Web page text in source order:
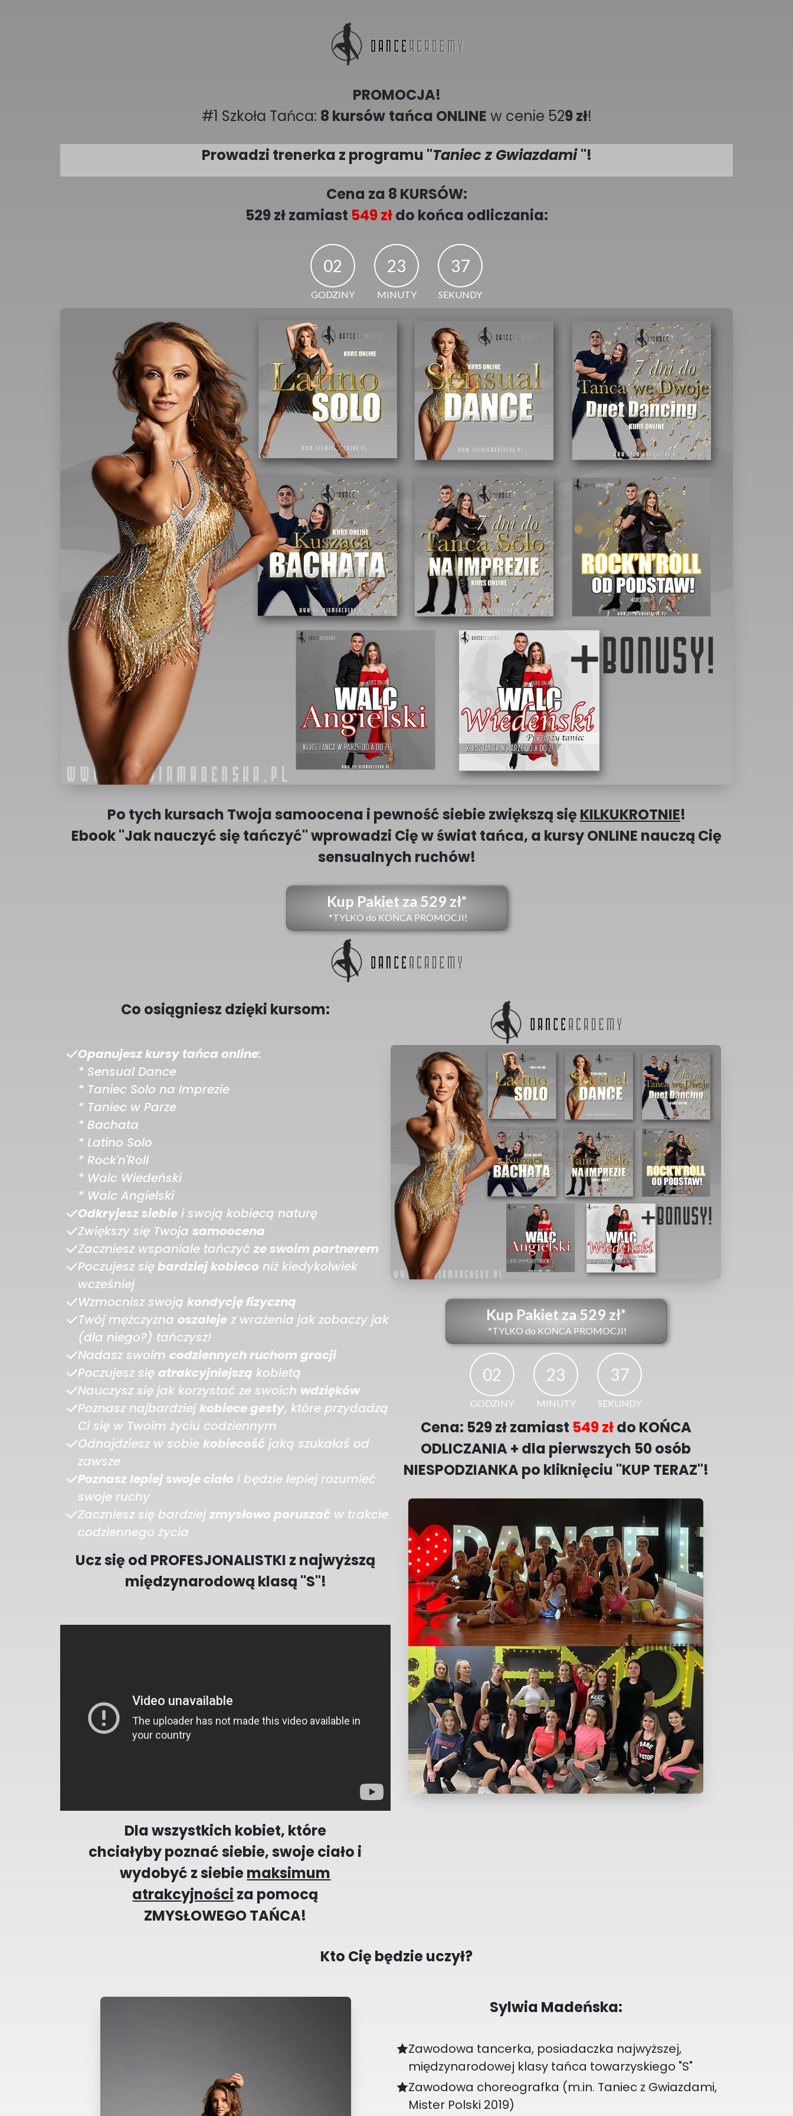
PROMOCJA!
#1 Szkoła Tańca: 8 kursów tańca ONLINE w cenie 529 zł!
Prowadzi trenerka z programu "Taniec z Gwiazdami"!
Cena za 8 KURSÓW:
529 zł zamiast 549 złdo końca odliczania:
02
GODZINY
23
MINUTY
35
SEKUNDY
Po tych kursach Twoja samoocena i pewność siebie zwiększą się KILKUKROTNIE!
Ebook "Jak nauczyć się tańczyć" wprowadzi Cię w świat tańca, a kursy ONLINE nauczą Cię
sensualnych ruchów!
Kup Pakiet za 529 zł*
*TYLKO do KOŃCA PROMOCJI!
Co osiągniesz dzięki kursom:
Opanujesz kursy tańca online:
* Sensual Dance
* Taniec Solo na Imprezie
* Taniec w Parze
* Bachata
* Latino Solo
* Rock'n'Roll
* Walc Wiedeński
* Walc Angielski
Odkryjesz siebie i swoją kobiecą naturę
Zwiększy się Twoja samoocena
Zaczniesz wspaniale tańczyć ze swoim partnerem
Poczujesz siębardziej kobieco niż kiedykolwiek
wcześniej
Wzmocnisz swoją kondycję fizyczną
Twój mężczyzna oszaleje z wrażenia jak zobaczy jak
(dla niego?) tańczysz!
Nadasz swoim codziennych ruchom gracji
Poczujesz się atrakcyjniejszą kobietą
Nauczysz się jak korzystać ze swoich wdzięków
Poznasz najbardziej kobiece gesty, które przydadzą
Ci się w Twoim życiu codziennym
Odnajdziesz w sobie kobiecość jaką szukałaś od
zawsze
Poznasz lepiej swoje ciało i będzie lepiej rozumieć
swoje ruchy
Zaczniesz się bardziej zmysłowo poruszać w trakcie
codziennego życia
Ucz się od PROFESJONALISTKI z najwyższą
międzynarodową klasą "S"!
Dla wszystkich kobiet, które
chciałyby poznać siebie, swoje ciało i
wydobyć z siebiemaksimum
atrakcyjności za pomocą
ZMYSŁOWEGO TAŃCA!
Kup Pakiet za 529 zł*
*TYLKO do KOŃCA PROMOCJI!
02
GODZINY
23
MINUTY
35
SEKUNDY
Cena: 529 zł zamiast 549 złdo KOŃCA
ODLICZANIA + dla pierwszych 50 osób
NIESPODZIANKA po kliknięciu "KUP TERAZ"!
Kto Cię będzie uczył?
Sylwia Madeńska:
Zawodowa tancerka, posiadaczka najwyższej,
międzynarodowej klasy tańca towarzyskiego "S"
Zawodowa choreografka (m.in. Taniec z Gwiazdami,
Mister Polski 2019)